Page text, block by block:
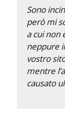
Sono
però mi
a cui non
neppure
vostro
mentre
causato